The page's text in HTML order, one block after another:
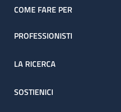
COME FARE PER
PROFESSIONISTI
LA RICERCA
SOSTIENICI